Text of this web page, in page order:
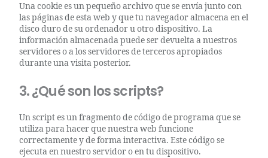
Una cookie es un pequeño archivo que se envía junto con
las páginas de esta web y que tu navegador almacena en el
disco duro de su ordenador u otro dispositivo. La
información almacenada puede ser devuelta a nuestros
servidores o a los servidores de terceros apropiados
durante una visita posterior.
3. ¿Qué son los scripts?
Un script es un fragmento de código de programa que se
utiliza para hacer que nuestra web funcione
correctamente y de forma interactiva. Este código se
ejecuta en nuestro servidor o en tu dispositivo.